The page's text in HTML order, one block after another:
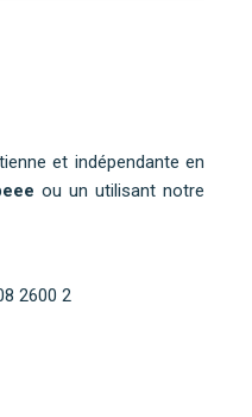
et indépendante en
ou un utilisant notre
2600 2